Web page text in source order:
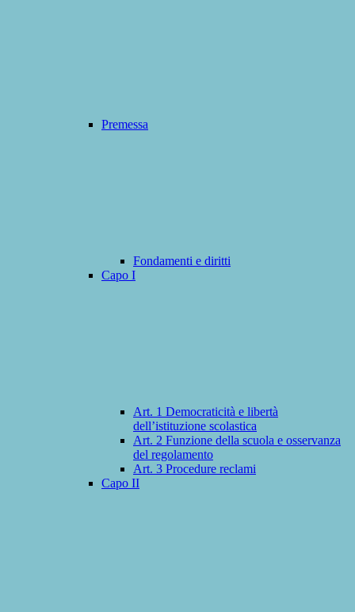
Premessa
Fondamenti e diritti
Capo I
Art. 1 Democraticità e libertà
dell’istituzione scolastica
Art. 2 Funzione della scuola e osservanza
del regolamento
Art. 3 Procedure reclami
Capo II